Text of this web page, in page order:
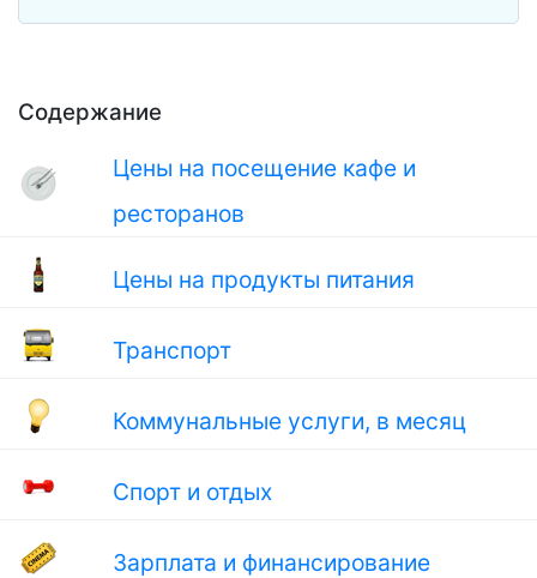
Содержание
Цены на посещение кафе и
ресторанов
Цены на продукты питания
Транспорт
Коммунальные услуги, в месяц
Спорт и отдых
Зарплата и финансирование